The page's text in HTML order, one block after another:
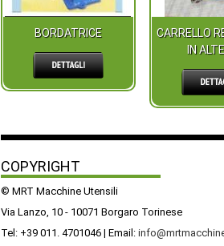
BORDATRICE
CARRELLO
IN
COPYRIGHT
© MRT Macchine Utensili
Via Lanzo, 10 - 10071 Borgaro Torinese
Tel: +39 011. 4701046 | Email: